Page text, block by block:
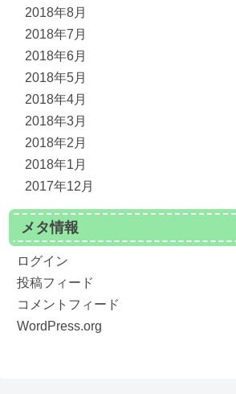
2018年8月
2018年7月
2018年6月
2018年5月
2018年4月
2018年3月
2018年2月
2018年1月
2017年12月
メタ情報
ログイン
投稿フィード
コメントフィード
WordPress.org